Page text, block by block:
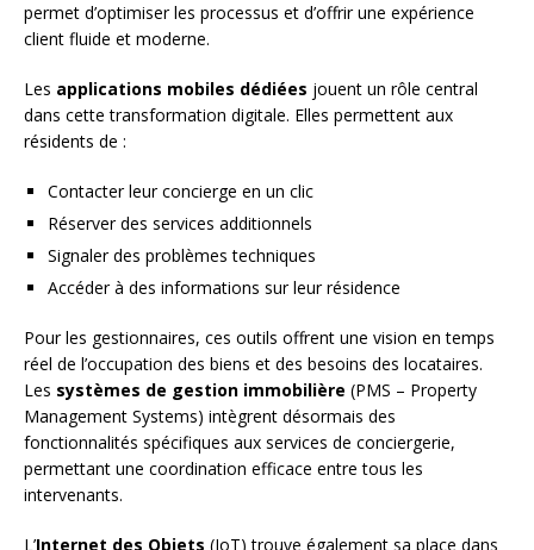
permet d’optimiser les processus et d’offrir une expérience
client fluide et moderne.
Les applications mobiles dédiées jouent un rôle central
dans cette transformation digitale. Elles permettent aux
résidents de :
Contacter leur concierge en un clic
Réserver des services additionnels
Signaler des problèmes techniques
Accéder à des informations sur leur résidence
Pour les gestionnaires, ces outils offrent une vision en temps
réel de l’occupation des biens et des besoins des locataires.
Les systèmes de gestion immobilière (PMS – Property
Management Systems) intègrent désormais des
fonctionnalités spécifiques aux services de conciergerie,
permettant une coordination efficace entre tous les
intervenants.
L’Internet des Objets (IoT) trouve également sa place dans